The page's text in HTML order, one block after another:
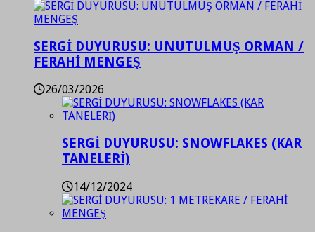
SERGİ DUYURUSU: UNUTULMUŞ ORMAN /
FERAHİ MENGEŞ
26/03/2026
SERGİ DUYURUSU: SNOWFLAKES (KAR
TANELERİ)
14/12/2024